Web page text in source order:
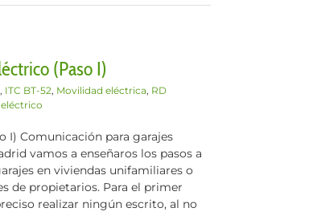
(Paso I)
, ITC BT-52, Movilidad eléctrica, RD
I) Comunicación para garajes
vamos a enseñaros los pasos a
en viviendas unifamiliares o
de propietarios. Para el primer
realizar ningún escrito, al no